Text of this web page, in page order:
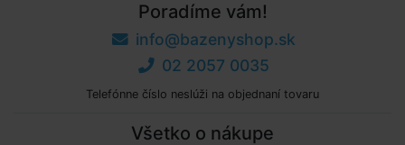
Poradíme vám!
info@bazenyshop.sk
02 2057 0035
Telefónne číslo neslúži na objednaní tovaru
Všetko o nákupe